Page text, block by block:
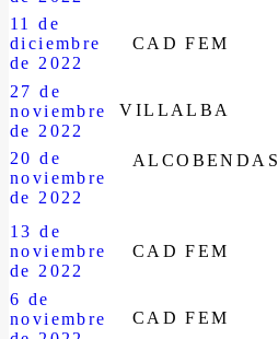
11 de
diciembre
de 2022
CAD FEM
27 de
noviembre
de 2022
VILLALBA
20 de
noviembre
de 2022
ALCOBENDAS
13 de
noviembre
de 2022
CAD FEM
6 de
noviembre
CAD FEM